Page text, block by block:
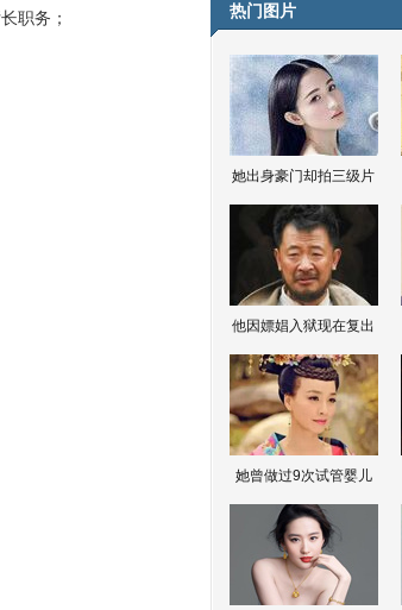
职务； 热门图片
她出身豪门却拍三级片
他因嫖娼入狱现在复出
她曾做过9次试管婴儿